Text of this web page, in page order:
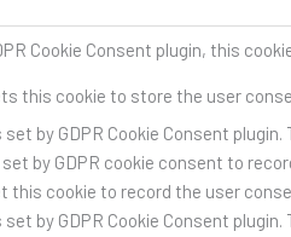
Cookie Consent plugin, this
this cookie to store the user
set by GDPR Cookie Consent
set by GDPR cookie consent to
this cookie to record the user
set by GDPR Cookie Consent